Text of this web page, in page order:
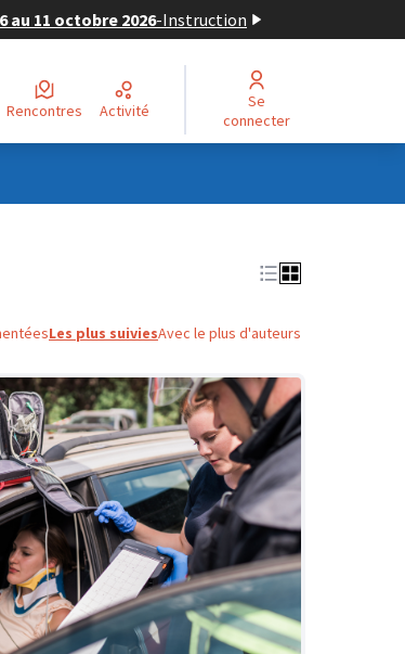
11 octobre 2026-Instruction
Rencontres Activité
Se
connecter
Les plus suiviesAvec le plus d'auteurs